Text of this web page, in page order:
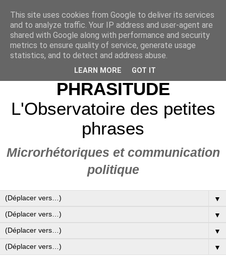
PHRASITUDE
L'Observatoire des petites
phrases
Microrhétoriques et communication
politique
▼
▼
▼
▼
This site uses cookies from Google to deliver its services
and to analyze traffic. Your IP address and user-agent are
shared with Google along with performance and security
metrics to ensure quality of service, generate usage
statistics, and to detect and address abuse.
LEARN MORE GOT IT